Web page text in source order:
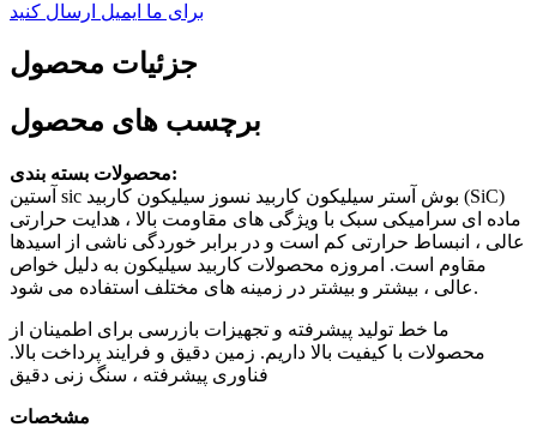
برای ما ایمیل ارسال کنید
جزئیات محصول
برچسب های محصول
محصولات بسته بندی:
آستین sic بوش آستر سیلیکون کاربید نسوز سیلیکون کاربید (SiC)
ماده ای سرامیکی سبک با ویژگی های مقاومت بالا ، هدایت حرارتی
عالی ، انبساط حرارتی کم است و در برابر خوردگی ناشی از اسیدها
مقاوم است. امروزه محصولات کاربید سیلیکون به دلیل خواص
عالی ، بیشتر و بیشتر در زمینه های مختلف استفاده می شود.
ما خط تولید پیشرفته و تجهیزات بازرسی برای اطمینان از
محصولات با کیفیت بالا داریم. زمین دقیق و فرایند پرداخت بالا.
فناوری پیشرفته ، سنگ زنی دقیق